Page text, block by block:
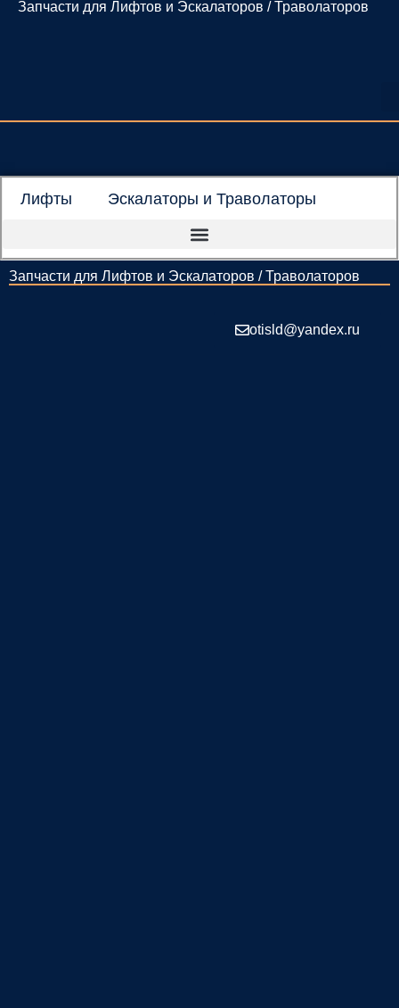
Перейти
Запчасти для Лифтов и Эскалаторов / Траволаторов
Лифты Эскалаторы и Траволаторы
Запчасти для Лифтов и Эскалаторов / Траволаторов
otisld@yandex.ru